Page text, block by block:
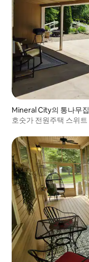
Mineral City의 통나무집
호숫가 전원주택 스위트